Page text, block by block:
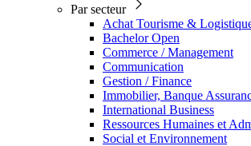
Par secteur
Achat Tourisme &
Bachelor Open
Commerce / Management
Communication
Gestion / Finance
Immobilier, Banque
International Business
Ressources Humaines et
Social et Environnement